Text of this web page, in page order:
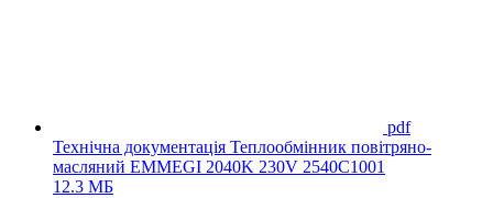
pdf
Технічна документація Теплообмінник повітряно-
масляний EMMEGI 2040K 230V 2540C1001
12.3 МБ